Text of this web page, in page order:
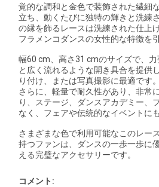
覚的な調和と金色で装飾された繊細
立ち、動くたびに独特の輝きと洗練
の縁を飾るレースは洗練された仕上
フラメンコダンスの女性的な特徴を
幅60 cm、高さ31 cmのサイズで、
と広く流れるような開き具合を提供
り付け、または写真撮影に最適です。
さらに、軽量で耐久性があり、非常
り、ステージ、ダンスアカデミー、
なく、フェアや伝統的なイベントに
さまざまな色で利用可能なこのレー
持つファンは、ダンスの一歩一歩に
える完璧なアクセサリーです。
コメント: